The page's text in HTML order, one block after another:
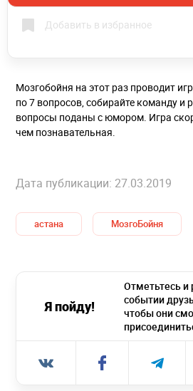
Добавить в избранное
Мозгобойня на этот раз проводит
по 7 вопросов, собирайте команду и
вопросы поданы с юмором. Игра
чем познавательная.
Дата публикации: 27.03.2019
астана МозгоБойня
Я пойду!
Отметьтесь и
событии
чтобы они